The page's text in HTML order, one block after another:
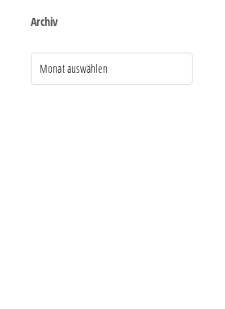
Archiv
Monat auswählen